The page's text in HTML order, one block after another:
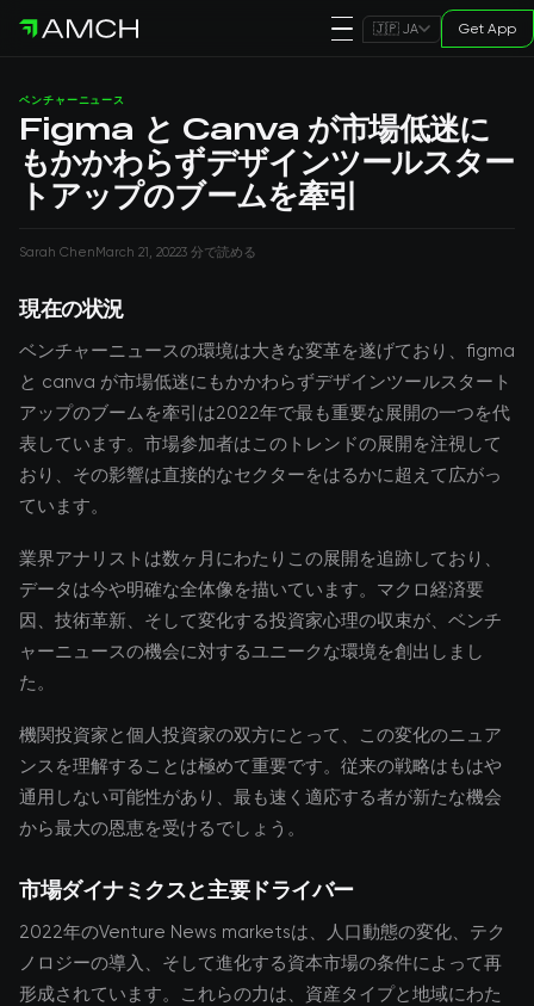
🇯🇵 JA Get App
ベンチャーニュース
Figma と Canva が市場低迷に
もかかわらずデザインツールスター
トアップのブームを牽引
Sarah ChenMarch 21, 20223 分で読める
現在の状況
ベンチャーニュースの環境は大きな変革を遂げており、figma
と canva が市場低迷にもかかわらずデザインツールスタート
アップのブームを牽引は2022年で最も重要な展開の一つを代
表しています。市場参加者はこのトレンドの展開を注視して
おり、その影響は直接的なセクターをはるかに超えて広がっ
ています。
業界アナリストは数ヶ月にわたりこの展開を追跡しており、
データは今や明確な全体像を描いています。マクロ経済要
因、技術革新、そして変化する投資家心理の収束が、ベンチ
ャーニュースの機会に対するユニークな環境を創出しまし
た。
機関投資家と個人投資家の双方にとって、この変化のニュア
ンスを理解することは極めて重要です。従来の戦略はもはや
通用しない可能性があり、最も速く適応する者が新たな機会
から最大の恩恵を受けるでしょう。
市場ダイナミクスと主要ドライバー
2022年のVenture News marketsは、人口動態の変化、テク
ノロジーの導入、そして進化する資本市場の条件によって再
形成されています。これらの力は、資産タイプと地域にわた